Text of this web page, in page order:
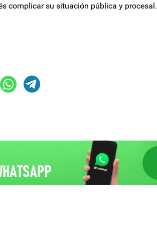
complicar su situación pública y procesal.